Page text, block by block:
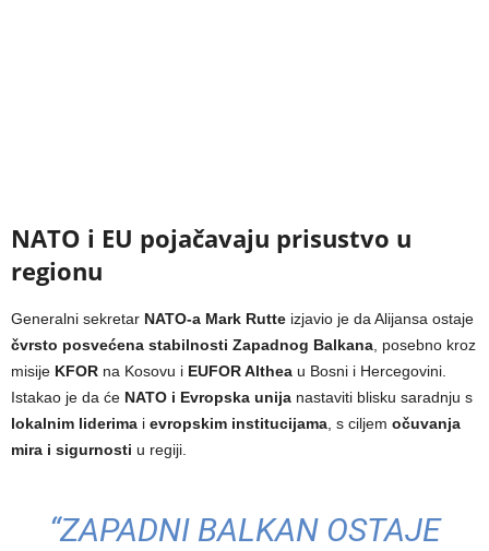
NATO i EU pojačavaju prisustvo u
regionu
Generalni sekretar NATO-a Mark Rutte izjavio je da Alijansa ostaje
čvrsto posvećena stabilnosti Zapadnog Balkana , posebno kroz
misije KFOR na Kosovu i EUFOR Althea u Bosni i Hercegovini.
Istakao je da će NATO i Evropska unija nastaviti blisku saradnju s
lokalnim liderima i evropskim institucijama , s ciljem očuvanja
mira i sigurnosti u regiji.
“ZAPADNI BALKAN OSTAJE